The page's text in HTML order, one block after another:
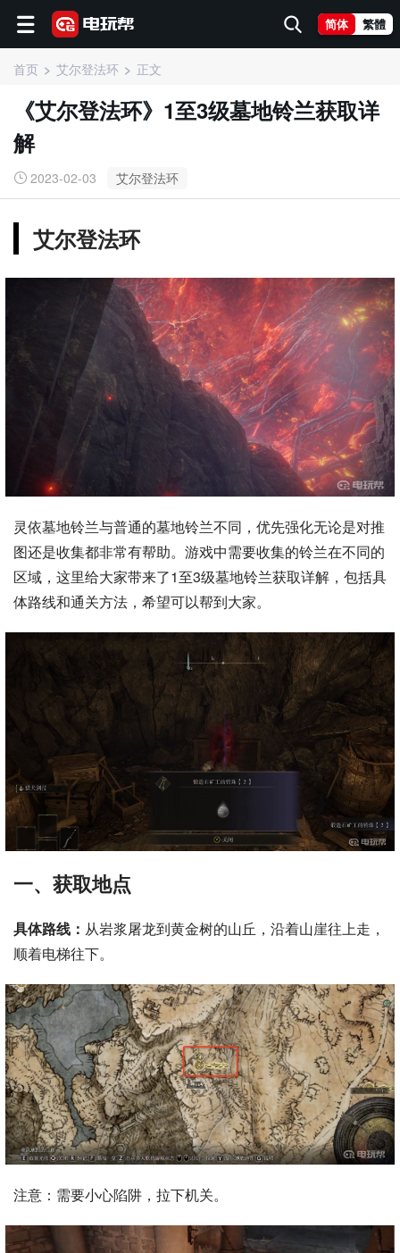
简体 繁體
首页 艾尔登法环 正文
《艾尔登法环》1至3级墓地铃兰获取详
解
2023-02-03 艾尔登法环
艾尔登法环
灵依墓地铃兰与普通的墓地铃兰不同，优先强化无论是对推
图还是收集都非常有帮助。游戏中需要收集的铃兰在不同的
区域，这里给大家带来了1至3级墓地铃兰获取详解，包括具
体路线和通关方法，希望可以帮到大家。
一、获取地点
具体路线： 从岩浆屠龙到黄金树的山丘，沿着山崖往上走，
顺着电梯往下。
注意：需要小心陷阱，拉下机关。